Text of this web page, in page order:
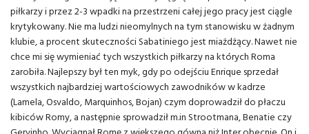
piłkarzy i przez 2-3 wpadki na przestrzeni całej jego pracy jest ciągle
krytykowany. Nie ma ludzi nieomylnych na tym stanowisku w żadnym
klubie, a procent skuteczności Sabatiniego jest miażdżący. Nawet nie
chce mi się wymieniać tych wszystkich piłkarzy na których Roma
zarobiła. Najlepszy był ten myk, gdy po odejściu Enrique sprzedał
wszystkich najbardziej wartościowych zawodników w kadrze
(Lamela, Osvaldo, Marquinhos, Bojan) czym doprowadził do płaczu
kibiców Romy, a następnie sprowadził m.in Strootmana, Benatie czy